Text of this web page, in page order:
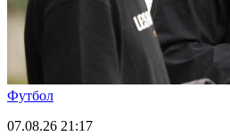
Футбол
07.08.26 21:17